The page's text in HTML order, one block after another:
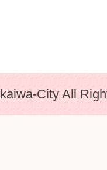
City All